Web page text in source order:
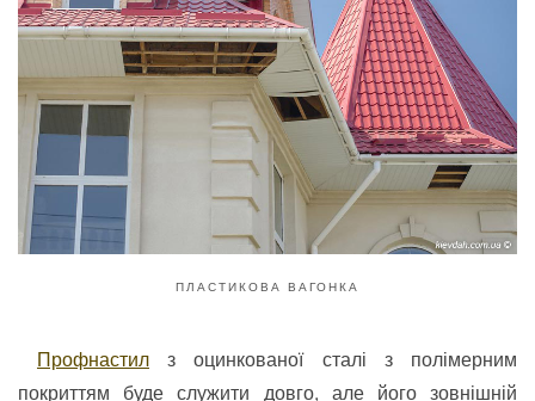
ПЛАСТИКОВА ВАГОНКА
Профнастил з оцинкованої сталі з полімерним
покриттям буде служити довго, але його зовнішній